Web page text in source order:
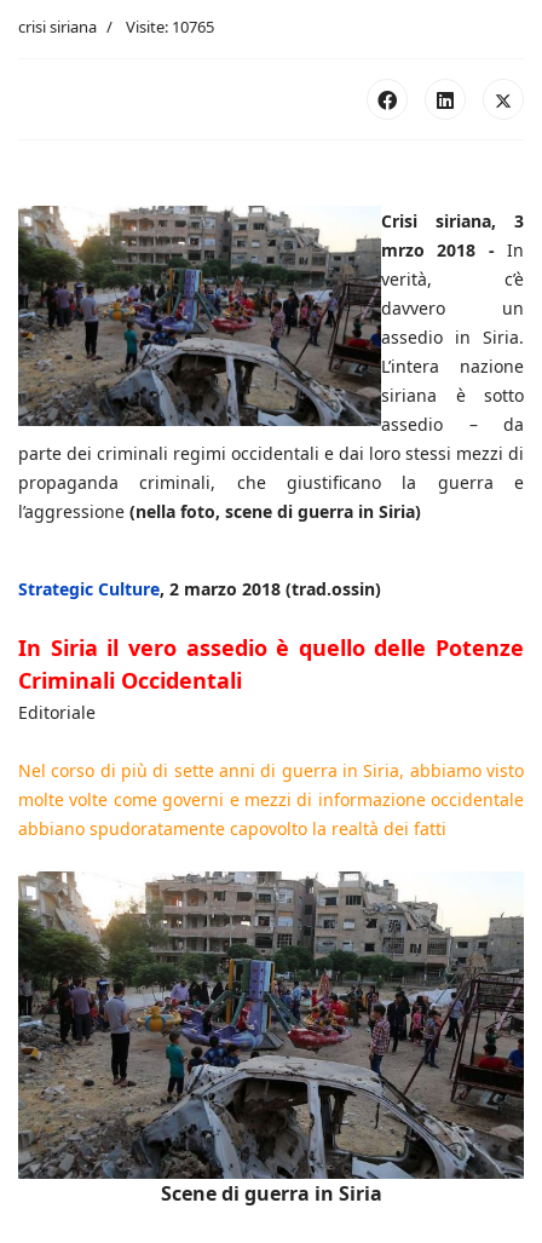
crisi siriana Visite: 10765
Crisi siriana, 3
mrzo 2018 - In
verità, c’è
davvero un
assedio in Siria.
L’intera nazione
siriana è sotto
assedio – da
parte dei criminali regimi occidentali e dai loro stessi mezzi di
propaganda criminali, che giustificano la guerra e
l’aggressione (nella foto, scene di guerra in Siria)
Strategic Culture, 2 marzo 2018 (trad.ossin)
In Siria il vero assedio è quello delle Potenze
Criminali Occidentali
Editoriale
Nel corso di più di sette anni di guerra in Siria, abbiamo visto
molte volte come governi e mezzi di informazione occidentale
abbiano spudoratamente capovolto la realtà dei fatti
Scene di guerra in Siria